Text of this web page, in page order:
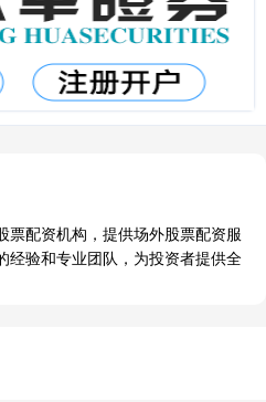
票配资机构，提供场外股票配资服
经验和专业团队，为投资者提供全